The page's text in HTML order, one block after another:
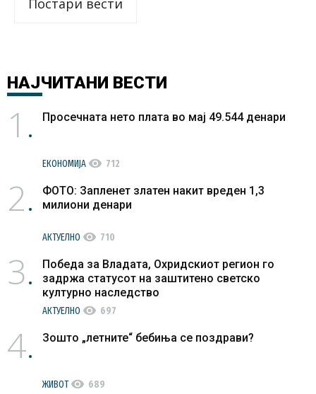
Постари вести
НАЈЧИТАНИ ВЕСТИ
1 Просечната нето плата во мај 49.544 денари
ЕКОНОМИЈА visibility 712
2
ФОТО: Запленет златен накит вреден 1,3
милиони денари
АКТУЕЛНО visibility 710
3
Победа за Владата, Охридскиот регион го
задржа статусот на заштитено светско
културно наследство
АКТУЕЛНО visibility 697
4 Зошто „летните“ бебиња се поздрави?
ЖИВОТvisibility 689